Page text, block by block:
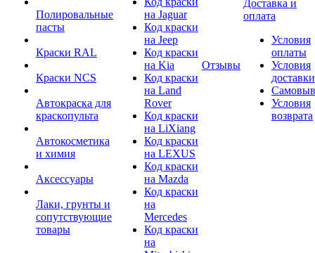
Полировальные
пасты
Краски RAL
Краски NCS
Автокраска для
краскопульта
Автокосметика
и химия
Аксессуары
Лаки, грунты и
сопутствующие
товары
на Jaguar
Код краски
на Jeep
Код краски
на Kia
Код краски
на Land
Rover
Код краски
на LiXiang
Код краски
на LEXUS
Код краски
на Mazda
Код краски
на
Mercedes
Код краски
на
Отзывы
Доставка и
оплата
Условия
оплаты
Условия
доставки
Условия
возврата